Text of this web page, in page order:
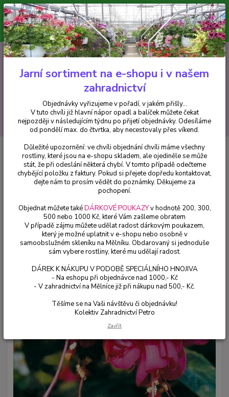
Minimální hodnota pro odeslání z e-shopu je 300 Kč.
V tuto chvíli již hlavní nápor objednávek opadl a balíček můžete čekat
nejpozději v následujícím týdnu po přijetí objednávky. Objednávky
vyřizujeme v pořadí, v jakém přišly...
CZK
Hledat
+420 602 223 614 0ks
za0 Kč
Fuchsie
Ringwood Market Fuchsie (Clyne GB 1976) - cena na
prodejně
Ringwood Market Fuchsie (Clyne
GB 1976) - cena na prodejně
Jarní sortiment na e-shopu i v našem
zahradnictví
Objednávky vyřizujeme v pořadí, v jakém přišly...
V tuto chvíli již hlavní nápor opadl a balíček můžete čekat
nejpozději v následujícím týdnu po přijetí objednávky. Odesíláme
od pondělí max. do čtvrtka, aby necestovaly přes víkend.
Důležité upozornění: ve chvíli objednání chvíli máme všechny
rostliny, které jsou na e-shopu skladem, ale ojediněle se může
stát, že při odeslání některá chybí. V tomto případě odečteme
chybějící položku z faktury. Pokud si přejete dopředu kontaktovat,
dejte nám to prosím vědět do poznámky. Děkujeme za
pochopení.
Objednat můžete takéDÁRKOVÉ POUKAZYv hodnotě 200, 300,
500 nebo 1000 Kč, které Vám zašleme obratem
V případě zájmu můžete udělat radost dárkovým poukazem,
který je možné uplatnit v e-shopu nebo osobně v
samoobslužném skleníku na Mělníku. Obdarovaný si jednoduše
sám vybere rostliny, které mu udělají radost.
DÁREK K NÁKUPU V PODOBĚ SPECIÁLNÍHO HNOJIVA
- Na eshopu při objednávce nad 1000,- Kč
- V zahradnictví na Mělníce již při nákupu nad 500,- Kč.
Těšíme se na Vaši návštěvu či objednávku!
Kolektiv Zahradnictví Petro
Zavřít